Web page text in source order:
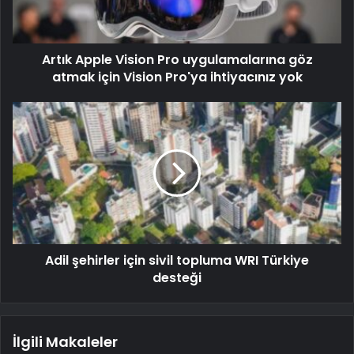
Artık Apple Vision Pro uygulamalarına göz
atmak için Vision Pro'ya ihtiyacınız yok
Adil şehirler için sivil topluma WRI Türkiye
desteği
İlgili Makaleler